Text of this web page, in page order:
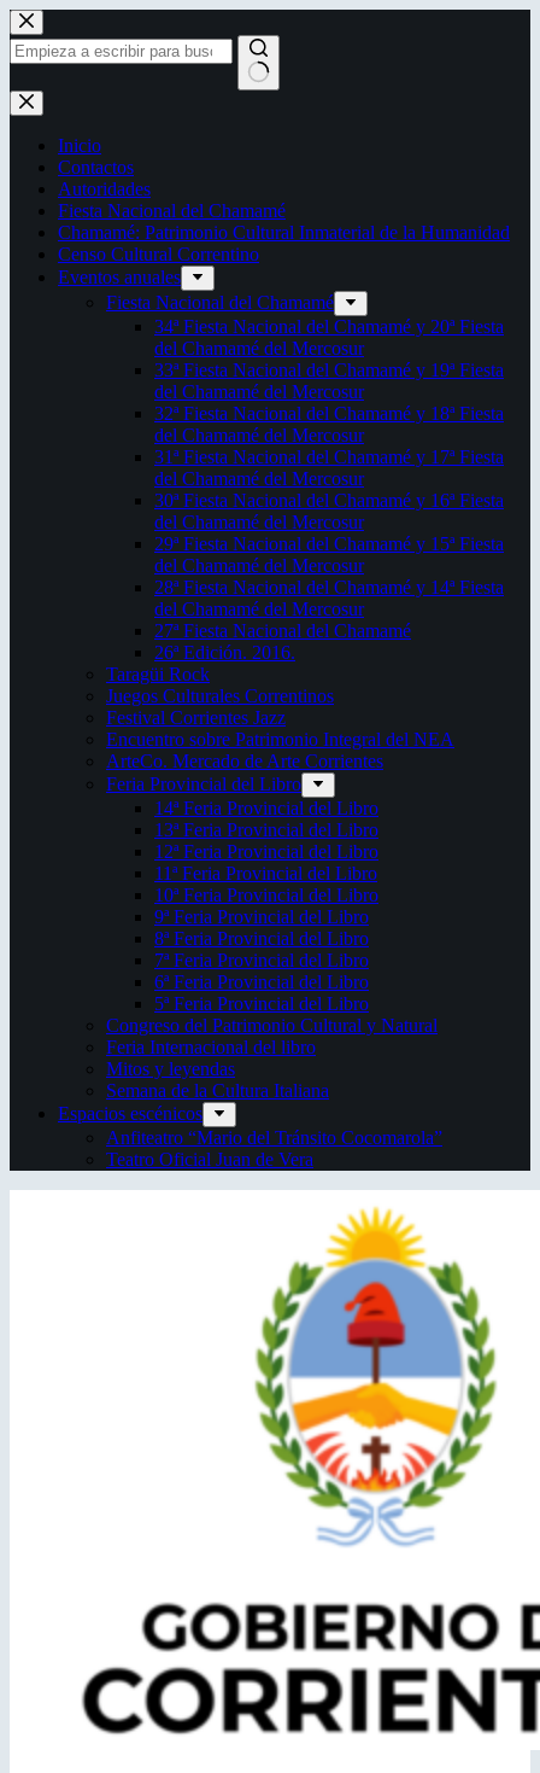
Saltar
al
contenido
Sin
resultados
Inicio
Contactos
Autoridades
Fiesta Nacional del Chamamé
Chamamé: Patrimonio Cultural Inmaterial de la Humanidad
Censo Cultural Correntino
Eventos anuales
Fiesta Nacional del Chamamé
34ª Fiesta Nacional del Chamamé y 20ª Fiesta
del Chamamé del Mercosur
33ª Fiesta Nacional del Chamamé y 19ª Fiesta
del Chamamé del Mercosur
32ª Fiesta Nacional del Chamamé y 18ª Fiesta
del Chamamé del Mercosur
31ª Fiesta Nacional del Chamamé y 17ª Fiesta
del Chamamé del Mercosur
30ª Fiesta Nacional del Chamamé y 16ª Fiesta
del Chamamé del Mercosur
29ª Fiesta Nacional del Chamamé y 15ª Fiesta
del Chamamé del Mercosur
28ª Fiesta Nacional del Chamamé y 14ª Fiesta
del Chamamé del Mercosur
27ª Fiesta Nacional del Chamamé
26ª Edición. 2016.
Taragüi Rock
Juegos Culturales Correntinos
Festival Corrientes Jazz
Encuentro sobre Patrimonio Integral del NEA
ArteCo. Mercado de Arte Corrientes
Feria Provincial del Libro
14ª Feria Provincial del Libro
13ª Feria Provincial del Libro
12ª Feria Provincial del Libro
11ª Feria Provincial del Libro
10ª Feria Provincial del Libro
9ª Feria Provincial del Libro
8ª Feria Provincial del Libro
7ª Feria Provincial del Libro
6ª Feria Provincial del Libro
5ª Feria Provincial del Libro
Congreso del Patrimonio Cultural y Natural
Feria Internacional del libro
Mitos y leyendas
Semana de la Cultura Italiana
Espacios escénicos
Anfiteatro “Mario del Tránsito Cocomarola”
Teatro Oficial Juan de Vera